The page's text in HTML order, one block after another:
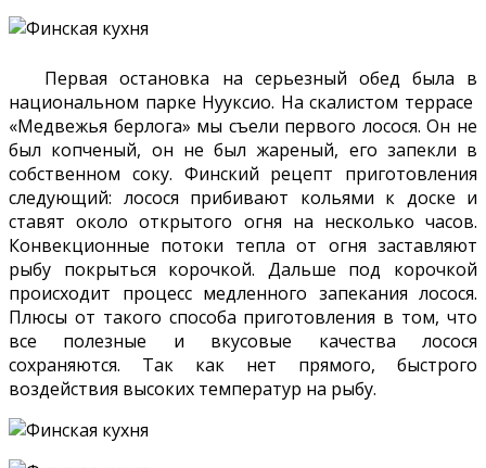
Первая остановка на серьезный обед была в
национальном парке Нууксио. На скалистом террасе
«Медвежья берлога» мы съели первого лосося. Он не
был копченый, он не был жареный, его запекли в
собственном соку. Финский рецепт приготовления
следующий: лосося прибивают кольями к доске и
ставят около открытого огня на несколько часов.
Конвекционные потоки тепла от огня заставляют
рыбу покрыться корочкой. Дальше под корочкой
происходит процесс медленного запекания лосося.
Плюсы от такого способа приготовления в том, что
все полезные и вкусовые качества лосося
сохраняются. Так как нет прямого, быстрого
воздействия высоких температур на рыбу.